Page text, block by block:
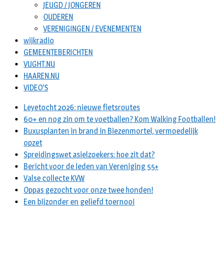
JEUGD / JONGEREN
OUDEREN
VERENIGINGEN / EVENEMENTEN
wijkradio
GEMEENTEBERICHTEN
VUGHT.NU
HAAREN.NU
VIDEO’S
Leyetocht 2026: nieuwe fietsroutes
60+ en nog zin om te voetballen? Kom Walking Footballen!
Buxusplanten in brand in Biezenmortel, vermoedelijk
opzet
Spreidingswet asielzoekers: hoe zit dat?
Bericht voor de leden van Vereniging 55+
Valse collecte KVW
Oppas gezocht voor onze twee honden!
Een bijzonder en geliefd toernooi